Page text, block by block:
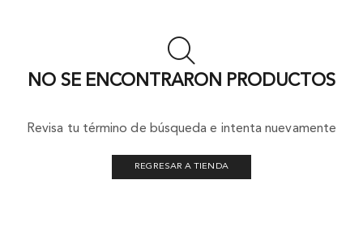
NO SE ENCONTRARON PRODUCTOS
Revisa tu término de búsqueda e intenta nuevamente
REGRESAR A TIENDA